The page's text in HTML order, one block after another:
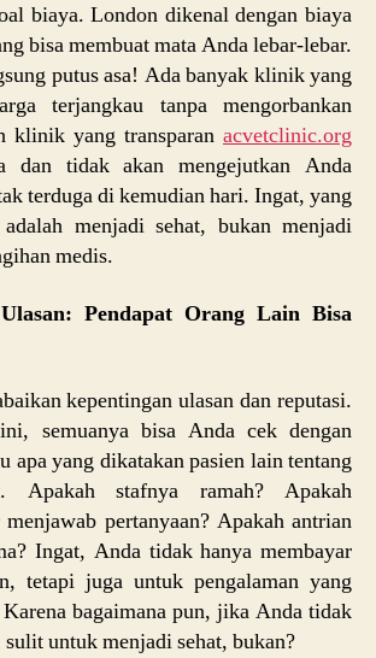
biaya. London dikenal dengan biaya
bisa membuat mata Anda lebar-lebar.
putus asa! Ada banyak klinik yang
terjangkau tanpa mengorbankan
klinik yang transparan acvetclinic.org
dan tidak akan mengejutkan Anda
terduga di kemudian hari. Ingat, yang
menjadi sehat, bukan menjadi
medis.
Pendapat Orang Lain Bisa
kepentingan ulasan dan reputasi.
semuanya bisa Anda cek dengan
apa yang dikatakan pasien lain tentang
Apakah stafnya ramah? Apakah
pertanyaan? Apakah antrian
Ingat, Anda tidak hanya membayar
tetapi juga untuk pengalaman yang
bagaimana pun, jika Anda tidak
sulit untuk menjadi sehat, bukan?